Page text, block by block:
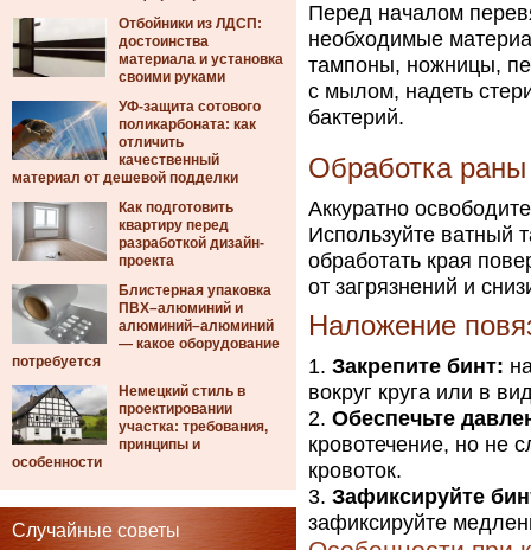
Отбойники из ЛДСП:
достоинства
материала и установка
своими руками
УФ-защита сотового
поликарбоната: как
отличить
качественный
материал от дешевой подделки
Как подготовить
квартиру перед
разработкой дизайн-
проекта
Блистерная упаковка
ПВХ–алюминий и
алюминий–алюминий
— какое оборудование
потребуется
Немецкий стиль в
проектировании
участка: требования,
принципы и
особенности
Случайные советы
Перед началом
необходимые
тампоны, ножницы,
с мылом, надеть
бактерий.
Обработка раны
Аккуратно
Используйте ватный
обработать края
от загрязнений и
Наложение
Закрепите бинт:
вокруг круга или в
Обеспечьте
кровотечение, но не
кровоток.
Зафиксируйте
зафиксируйте